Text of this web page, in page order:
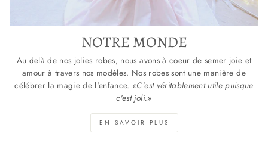
NOTRE MONDE
Au delà de nos jolies robes, nous avons à coeur de semer joie et
amour à travers nos modèles. Nos robes sont une manière de
célébrer la magie de l'enfance. «C'est véritablement utile puisque
c'est joli.»
EN SAVOIR PLUS